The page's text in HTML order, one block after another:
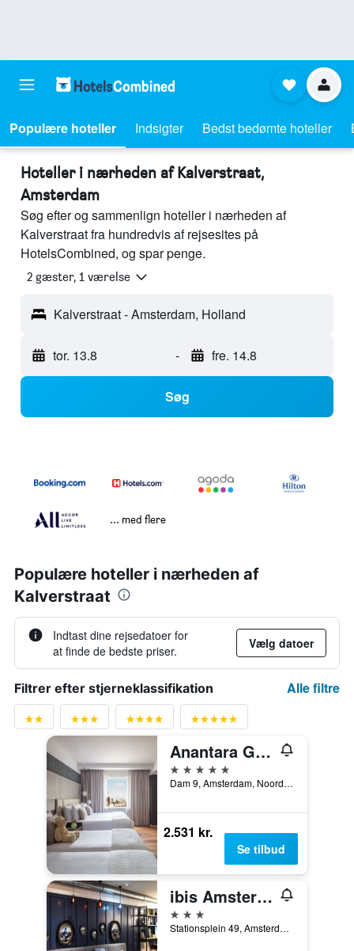
Populære hoteller Indsigter Bedst bedømte hoteller
Hoteller i nærheden af Kalverstraat,
Amsterdam
Søg efter og sammenlign hoteller i nærheden af
Kalverstraat fra hundredvis af rejsesites på
HotelsCombined, og spar penge.
2 gæster, 1 værelse
Kalverstraat - Amsterdam, Holland
tor. 13.8 - fre. 14.8
Søg
... med flere
Populære hoteller i nærheden af
Kalverstraat
Indtast dine rejsedatoer for
at finde de bedste priser.
Vælg datoer
Filtrer efter stjerneklassifikation Alle filtre
Anantara Grand Hotel Krasnapolsky Amsterdam
5 stjerner
Dam 9, Amsterdam, Noord-Holland, Holland
2.531 kr.
Se tilbud
ibis Amsterdam Centre
3 stjerner
Stationsplein 49, Amsterdam, Noord-Holland, Holland